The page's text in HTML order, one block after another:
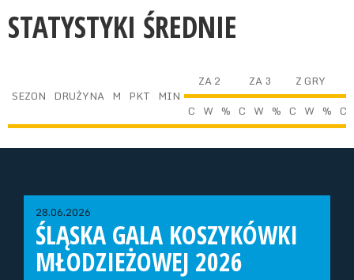
STATYSTYKI ŚREDNIE
SEZON DRUŻYNA M PKT MIN
ZA 2 ZA 3 Z GRY
C W % C W % C W % C
28.06.2026
ŚLĄSKA GALA KOSZYKÓWKI
MŁODZIEŻOWEJ 2026